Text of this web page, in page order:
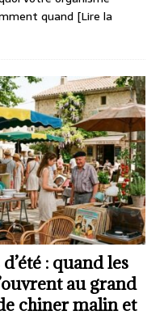
quand [Lire la
: quand les
au grand
chiner malin et